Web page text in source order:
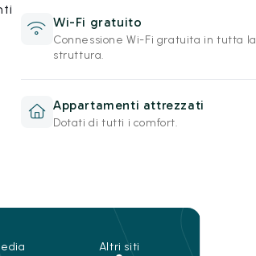
Wi-Fi gratuito
Connessione Wi-Fi gratuita in tutta la
struttura.
Appartamenti attrezzati
Dotati di tutti i comfort.
Altri siti